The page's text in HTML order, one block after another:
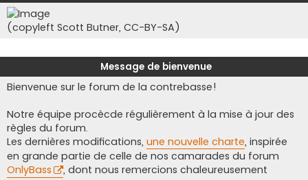
(copyleft Scott Butner, CC-BY-SA)
Message de bienvenue
Bienvenue sur le forum de la contrebasse!
Notre équipe procècde régulièrement à la mise à jour des
règles du forum.
Les dernières modifications, une nouvelle charte, inspirée
en grande partie de celle de nos camarades du forum
OnlyBass
, dont nous remercions chaleureusement